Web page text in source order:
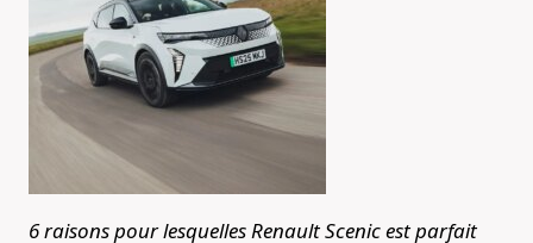
6 raisons pour lesquelles Renault Scenic est parfait